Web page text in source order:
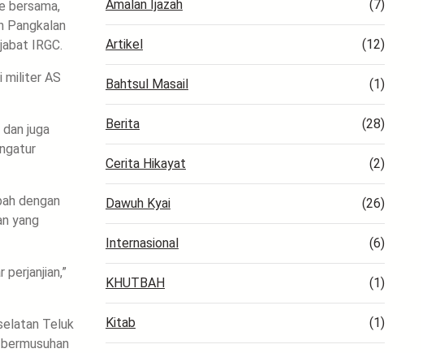
bersama,
Pangkalan
IRGC.
militer AS
juga
dengan
yang
Teluk
Amalan Ijazah (7)
Artikel (12)
Bahtsul Masail (1)
Berita (28)
Cerita Hikayat (2)
Dawuh Kyai (26)
Internasional (6)
KHUTBAH (1)
Kitab (1)